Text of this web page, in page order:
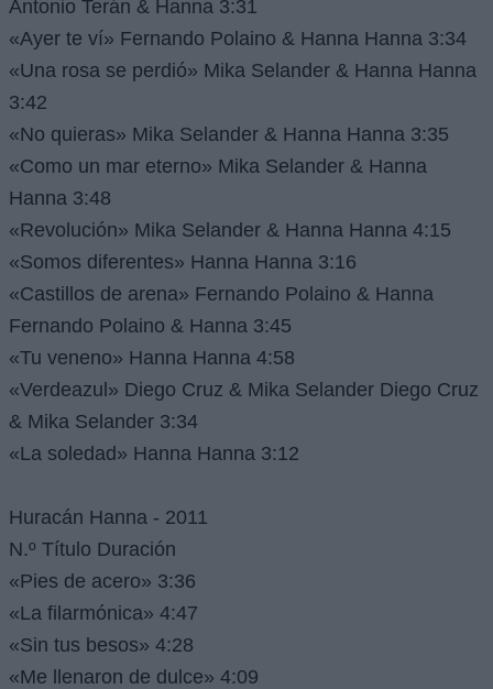
Antonio Terán & Hanna 3:31
«Ayer te ví» Fernando Polaino & Hanna Hanna 3:34
«Una rosa se perdió» Mika Selander & Hanna Hanna
3:42
«No quieras» Mika Selander & Hanna Hanna 3:35
«Como un mar eterno» Mika Selander & Hanna
Hanna 3:48
«Revolución» Mika Selander & Hanna Hanna 4:15
«Somos diferentes» Hanna Hanna 3:16
«Castillos de arena» Fernando Polaino & Hanna
Fernando Polaino & Hanna 3:45
«Tu veneno» Hanna Hanna 4:58
«Verdeazul» Diego Cruz & Mika Selander Diego Cruz
& Mika Selander 3:34
«La soledad» Hanna Hanna 3:12
Huracán Hanna - 2011
N.º Título Duración
«Pies de acero» 3:36
«La filarmónica» 4:47
«Sin tus besos» 4:28
«Me llenaron de dulce» 4:09